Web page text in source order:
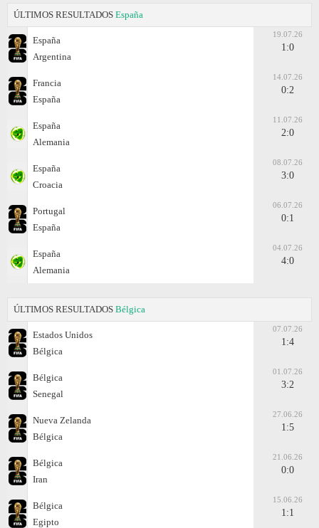
ÚLTIMOS RESULTADOS España
España
Argentina
19.07.26
1:0
Francia
España
14.07.26
0:2
España
Alemania
11.07.26
2:0
España
Croacia
08.07.26
3:0
Portugal
España
06.07.26
0:1
España
Alemania
04.07.26
4:0
ÚLTIMOS RESULTADOS Bélgica
Estados Unidos
Bélgica
07.07.26
1:4
Bélgica
Senegal
01.07.26
3:2
Nueva Zelanda
Bélgica
27.06.26
1:5
Bélgica
Iran
21.06.26
0:0
Bélgica
Egipto
15.06.26
1:1